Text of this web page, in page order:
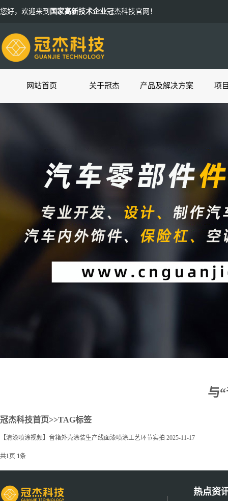
您好，欢迎来到 国家高新技术企业冠杰科技官网！
网站首页 关于冠杰 产品及解决方案 项
与
冠杰科技首页>>TAG标签
【清漆喷涂视频】音箱外壳涂装生产线面漆喷涂工艺环节实拍 2025-11-17
共1页 1条
热点资